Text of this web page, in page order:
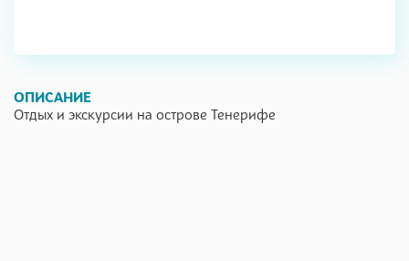
ОПИСАНИЕ
Отдых и экскурсии на острове Тенерифе